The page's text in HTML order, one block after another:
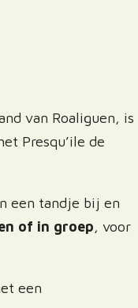
van Roaliguen, is
Presqu’ile de
een tandje bij en
of in groep, voor
een